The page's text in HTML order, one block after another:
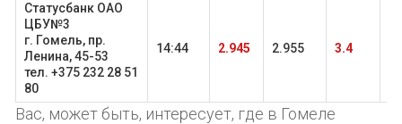
Статусбанк ОАО
ЦБУ№3
г. Гомель, пр.
Ленина, 45-53
тел. +375 232 28 51
80
14:44 2.945 2.955 3.4
Вас, может быть, интересует, где в Гомеле